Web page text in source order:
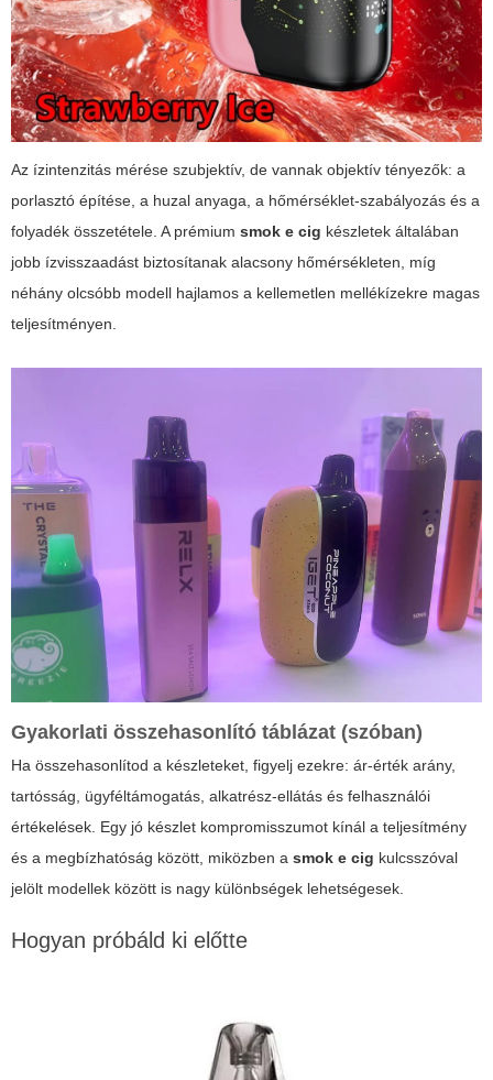
Az ízintenzitás mérése szubjektív, de vannak objektív tényezők: a
porlasztó építése, a huzal anyaga, a hőmérséklet-szabályozás és a
folyadék összetétele. A prémium smok e cig készletek általában
jobb ízvisszaadást biztosítanak alacsony hőmérsékleten, míg
néhány olcsóbb modell hajlamos a kellemetlen mellékízekre magas
teljesítményen.
Gyakorlati összehasonlító táblázat (szóban)
Ha összehasonlítod a készleteket, figyelj ezekre: ár-érték arány,
tartósság, ügyféltámogatás, alkatrész-ellátás és felhasználói
értékelések. Egy jó készlet kompromisszumot kínál a teljesítmény
és a megbízhatóság között, miközben a smok e cig kulcsszóval
jelölt modellek között is nagy különbségek lehetségesek.
Hogyan próbáld ki előtte